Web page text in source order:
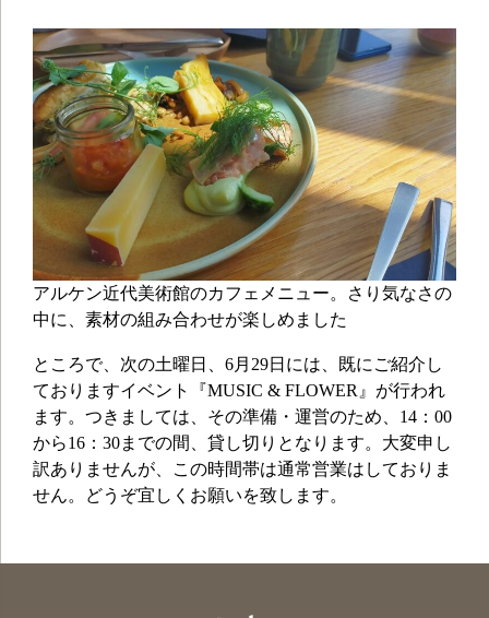
アルケン近代美術館のカフェメニュー。さり気なさの
中に、素材の組み合わせが楽しめました
ところで、次の土曜日、6月29日には、既にご紹介し
ておりますイベント『MUSIC & FLOWER』が行われ
ます。つきましては、その準備・運営のため、14：00
から16：30までの間、貸し切りとなります。大変申し
訳ありませんが、この時間帯は通常営業はしておりま
せん。どうぞ宜しくお願いを致します。